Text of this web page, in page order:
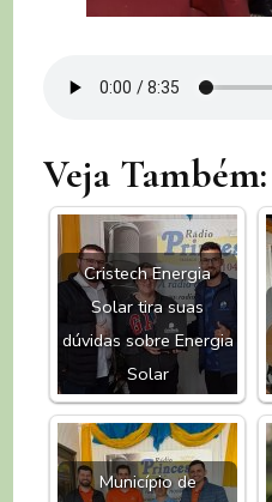
Veja Também:
Cristech Energia
Solar tira suas
dúvidas sobre Energia
Solar
Município de